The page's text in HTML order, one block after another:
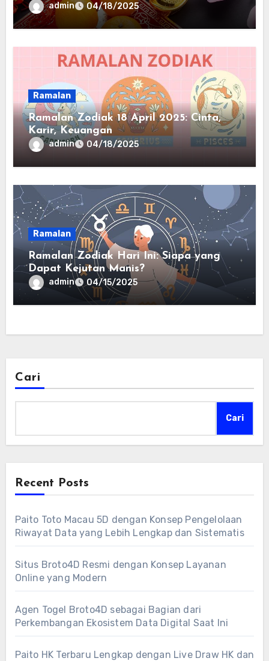
admin 04/18/2025
Ramalan
Ramalan Zodiak 18 April 2025: Cinta,
Karir, Keuangan
admin 04/18/2025
Ramalan
Ramalan Zodiak Hari Ini: Siapa yang
Dapat Kejutan Manis?
admin 04/15/2025
Cari
Cari
Recent Posts
Paito Toto Macau 5D dengan Konsep Pengelolaan
Riwayat Data yang Lebih Lengkap dan Sistematis
Situs Broto4D Resmi dengan Konsep Layanan
Online yang Modern
Agen Togel Broto4D sebagai Bagian dari
Perkembangan Ekosistem Data Digital Saat Ini
Paito HK Terbaru Lengkap dengan Live Draw HK dan